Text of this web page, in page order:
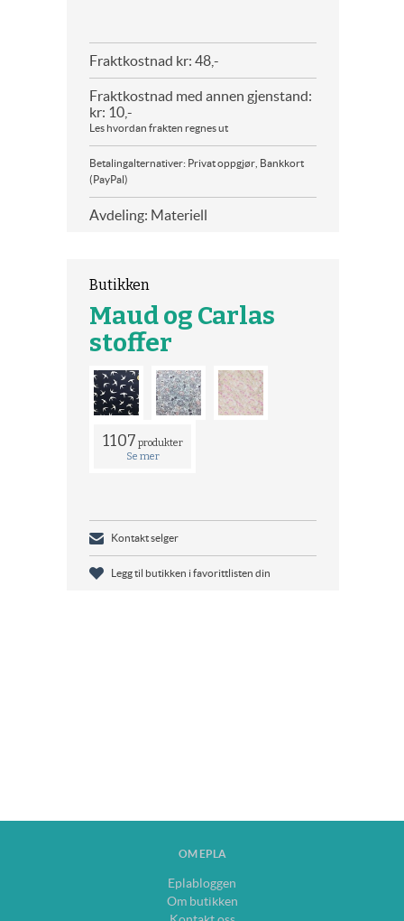
Fraktkostnad kr: 48,-
Fraktkostnad med annen gjenstand:
kr: 10,-
Les hvordan frakten regnes ut
Betalingalternativer: Privat oppgjør, Bankkort
(PayPal)
Avdeling: Materiell
Butikken
Maud og Carlas
stoffer
1107 produkter
Se mer
Kontakt selger
Legg til butikken i favorittlisten din
OM EPLA
Eplabloggen
Om butikken